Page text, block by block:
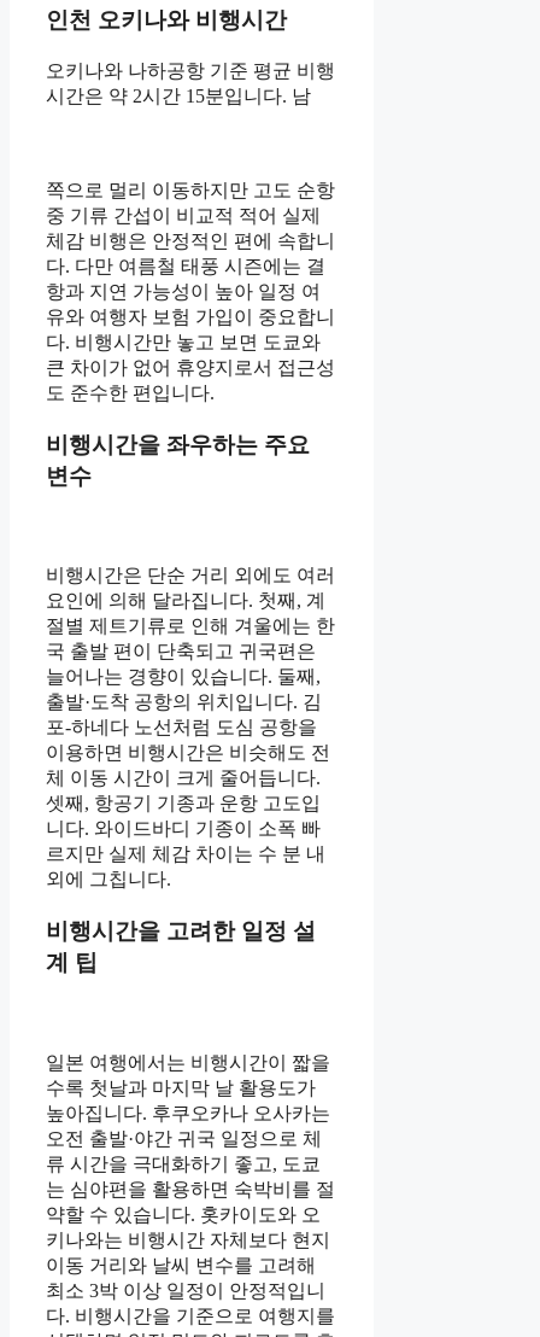
인천 오키나와 비행시간
오키나와 나하공항 기준 평균 비행
시간은 약 2시간 15분입니다. 남
쪽으로 멀리 이동하지만 고도 순항
중 기류 간섭이 비교적 적어 실제
체감 비행은 안정적인 편에 속합니
다. 다만 여름철 태풍 시즌에는 결
항과 지연 가능성이 높아 일정 여
유와 여행자 보험 가입이 중요합니
다. 비행시간만 놓고 보면 도쿄와
큰 차이가 없어 휴양지로서 접근성
도 준수한 편입니다.
비행시간을 좌우하는 주요
변수
비행시간은 단순 거리 외에도 여러
요인에 의해 달라집니다. 첫째, 계
절별 제트기류로 인해 겨울에는 한
국 출발 편이 단축되고 귀국편은
늘어나는 경향이 있습니다. 둘째,
출발·도착 공항의 위치입니다. 김
포-하네다 노선처럼 도심 공항을
이용하면 비행시간은 비슷해도 전
체 이동 시간이 크게 줄어듭니다.
셋째, 항공기 기종과 운항 고도입
니다. 와이드바디 기종이 소폭 빠
르지만 실제 체감 차이는 수 분 내
외에 그칩니다.
비행시간을 고려한 일정 설
계 팁
일본 여행에서는 비행시간이 짧을
수록 첫날과 마지막 날 활용도가
높아집니다. 후쿠오카나 오사카는
오전 출발·야간 귀국 일정으로 체
류 시간을 극대화하기 좋고, 도쿄
는 심야편을 활용하면 숙박비를 절
약할 수 있습니다. 홋카이도와 오
키나와는 비행시간 자체보다 현지
이동 거리와 날씨 변수를 고려해
최소 3박 이상 일정이 안정적입니
다. 비행시간을 기준으로 여행지를